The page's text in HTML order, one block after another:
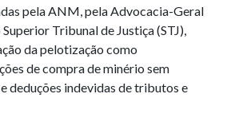
pela ANM, pela Advocacia-Geral
Tribunal de Justiça (STJ),
da pelotização como
de compra de minério sem
deduções indevidas de tributos e